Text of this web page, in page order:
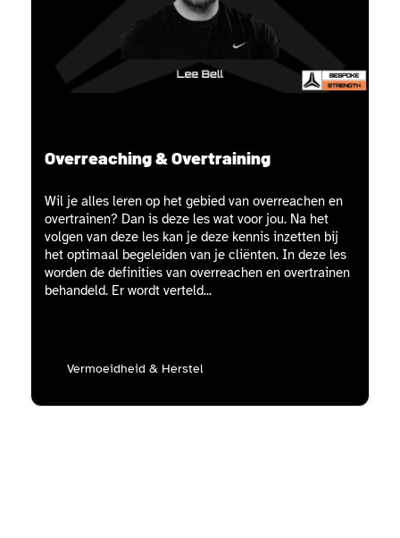
Overreaching & Overtraining
Wil je alles leren op het gebied van overreachen en
overtrainen? Dan is deze les wat voor jou. Na het
volgen van deze les kan je deze kennis inzetten bij
het optimaal begeleiden van je cliënten. In deze les
worden de definities van overreachen en overtrainen
behandeld. Er wordt verteld...
Vermoeidheid & Herstel